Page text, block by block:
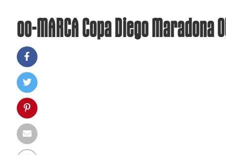
00-MARCA Copa Diego Maradona